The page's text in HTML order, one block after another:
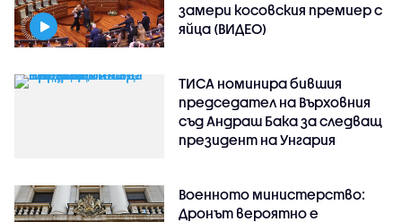
замери косовския премиер с
яйца (ВИДЕО)
ТИСА номинира бившия
председател на Върховния
съд Андраш Бака за следващ
президент на Унгария
Военното министерство:
Дронът вероятно е